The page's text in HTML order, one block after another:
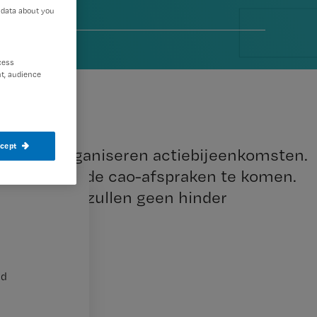
organiseren actiebijeenkomsten.
tot goede cao-afspraken te komen.
Patiënten zullen geen hinder
about you
audience